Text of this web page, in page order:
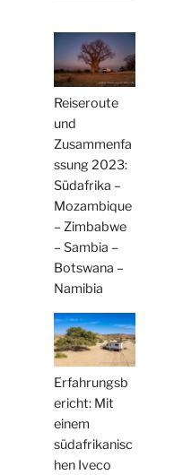
Reiseroute
und
Zusammenfa
ssung 2023:
Südafrika –
Mozambique
– Zimbabwe
– Sambia –
Botswana –
Namibia
Erfahrungsb
ericht: Mit
einem
südafrikanisc
hen Iveco